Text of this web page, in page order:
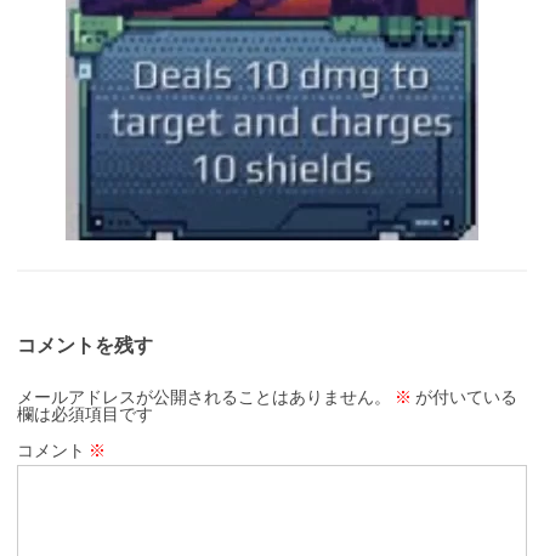
コメントを残す
メールアドレスが公開されることはありません。 ※ が付いている
欄は必須項目です
コメント ※